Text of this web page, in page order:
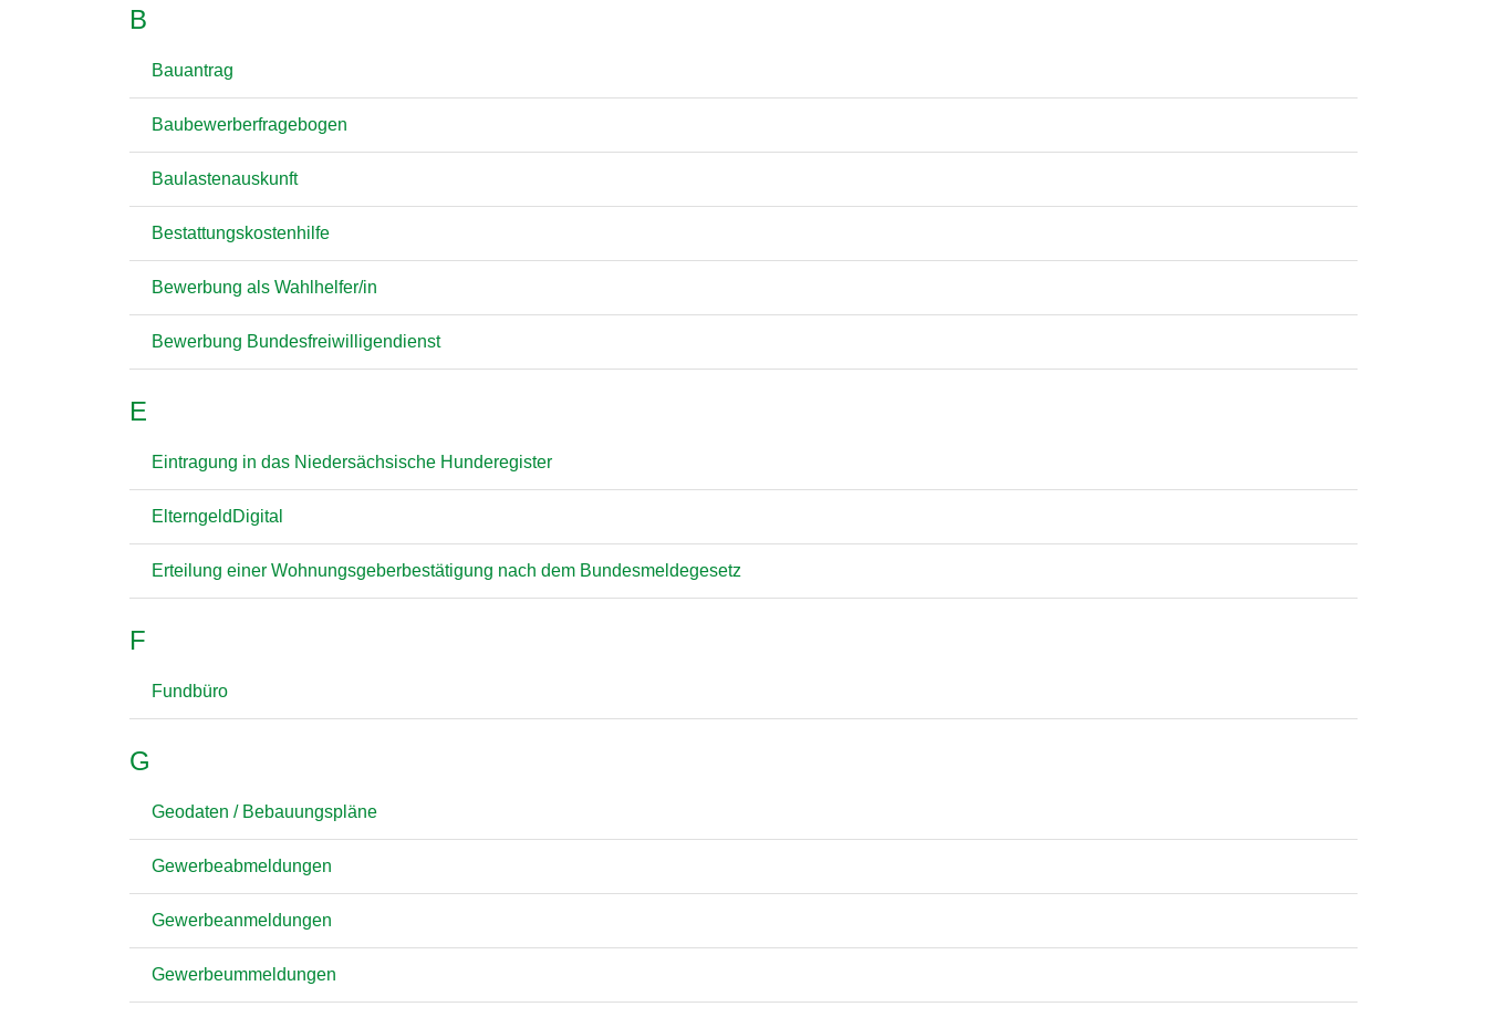
B
Bauantrag
Baubewerberfragebogen
Baulastenauskunft
Bestattungskostenhilfe
Bewerbung als Wahlhelfer/in
Bewerbung Bundesfreiwilligendienst
E
Eintragung in das Niedersächsische Hunderegister
ElterngeldDigital
Erteilung einer Wohnungsgeberbestätigung nach dem Bundesmeldegesetz
F
Fundbüro
G
Geodaten / Bebauungspläne
Gewerbeabmeldungen
Gewerbeanmeldungen
Gewerbeummeldungen